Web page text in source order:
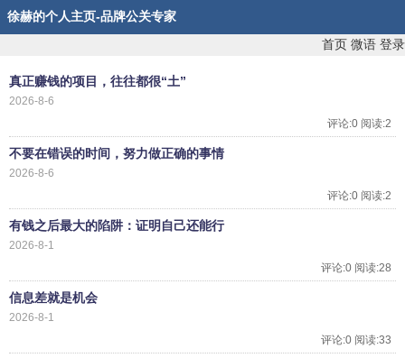
徐赫的个人主页-品牌公关专家
首页 微语 登录
真正赚钱的项目，往往都很“土”
2026-8-6
评论:0 阅读:2
不要在错误的时间，努力做正确的事情
2026-8-6
评论:0 阅读:2
有钱之后最大的陷阱：证明自己还能行
2026-8-1
评论:0 阅读:28
信息差就是机会
2026-8-1
评论:0 阅读:33